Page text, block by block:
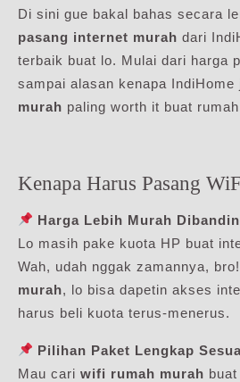
Di sini gue bakal bahas secara
pasang internet murah dari
terbaik buat lo. Mulai dari harga
sampai alasan kenapa IndiHome
murah paling worth it buat
Kenapa Harus Pasang
Harga Lebih Murah
Lo masih pake kuota HP buat
Wah, udah nggak zamannya,
murah, lo bisa dapetin akses
harus beli kuota terus-menerus.
Pilihan Paket Lengkap
Mau cari wifi rumah murah